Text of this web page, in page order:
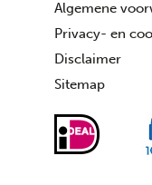
Algemene
Privacy- en
Disclaimer
Sitemap